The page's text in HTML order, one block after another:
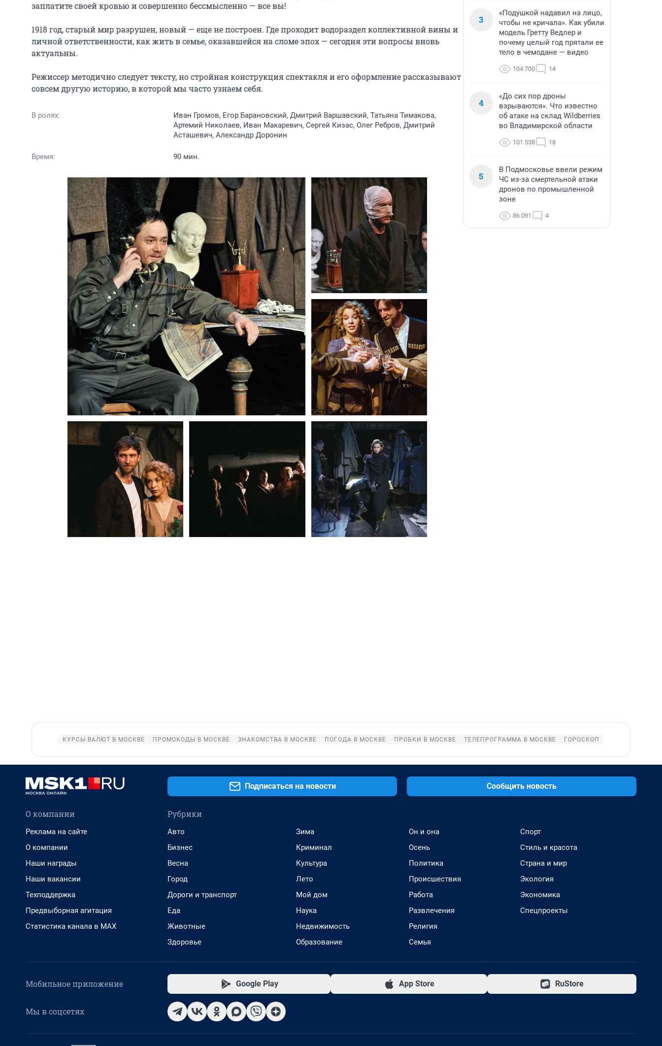
заплатите своей кровью и совершенно бессмысленно — все вы!
1918 год, старый мир разрушен, новый — еще не построен. Где проходит водораздел коллективной вины и
личной ответственности, как жить в семье, оказавшейся на сломе эпох — сегодня эти вопросы вновь
актуальны.
Режиссер методично следует тексту, но стройная конструкция спектакля и его оформление рассказывают
совсем другую историю, в которой мы часто узнаем себя.
В ролях:
Иван Громов, Егор Барановский, Дмитрий Варшавский, Татьяна Тимакова,
Артемий Николаев, Иван Макаревич, Сергей Кизас, Олег Ребров, Дмитрий
Асташевич, Александр Доронин
Время: 90 мин.
3
«Подушкой надавил на лицо,
чтобы не кричала». Как убили
модель Гретту Ведлер и
почему целый год прятали ее
тело в чемодане — видео
104 700 14
4
«До сих пор дроны
взрываются». Что известно
об атаке на склад Wildberries
во Владимирской области
101 538 18
5
В Подмосковье ввели режим
ЧС из-за смертельной атаки
дронов по промышленной
зоне
86 091 4
КУРСЫ ВАЛЮТ В МОСКВЕ ПРОМОКОДЫ В МОСКВЕ ЗНАКОМСТВА В МОСКВЕ ПОГОДА В МОСКВЕ ПРОБКИ В МОСКВЕ ТЕЛЕПРОГРАММА В МОСКВЕ ГОРОСКОП
Подписаться на новости Сообщить новость
О компании
Реклама на сайте
О компании
Наши награды
Наши вакансии
Техподдержка
Предвыборная агитация
Статистика канала в MAX
Рубрики
Авто
Бизнес
Весна
Город
Дороги и транспорт
Еда
Животные
Здоровье
Зима
Криминал
Культура
Лето
Мой дом
Наука
Недвижимость
Образование
Он и она
Осень
Политика
Происшествия
Работа
Развлечения
Религия
Семья
Спорт
Стиль и красота
Страна и мир
Экология
Экономика
Спецпроекты
Мобильное приложение Google Play App Store RuStore
Мы в соцсетях